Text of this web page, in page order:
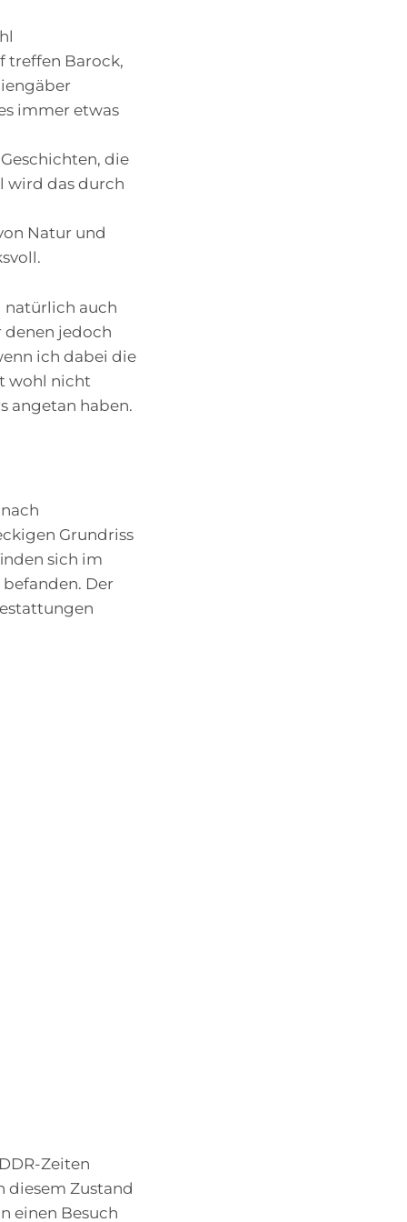
treffen Barock,
immer etwas
die
wird das durch
Natur und
natürlich auch
denen jedoch
ich dabei die
wohl nicht
angetan haben.
Grundriss
sich im
Der
Zeiten
diesem Zustand
einen Besuch